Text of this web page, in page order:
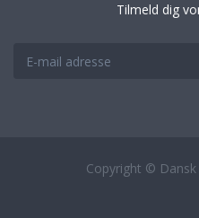
Tilmeld dig
Copyright ©